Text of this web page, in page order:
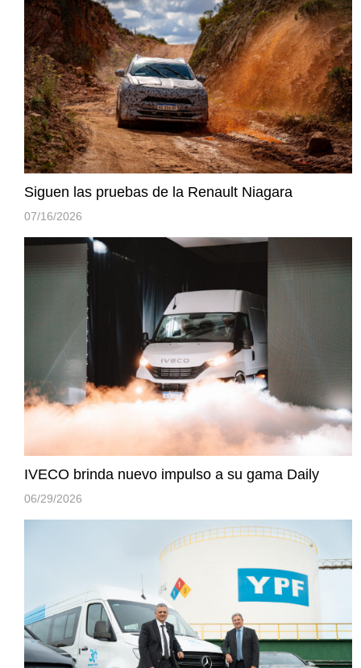
Siguen las pruebas de la Renault Niagara
07/16/2026
IVECO brinda nuevo impulso a su gama Daily
06/29/2026